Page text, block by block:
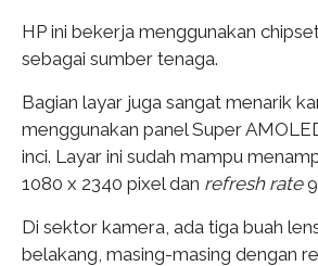
HP ini bekerja menggunakan
sebagai sumber tenaga.
Bagian layar juga sangat menarik
menggunakan panel Super
inci. Layar ini sudah mampu
1080 x 2340 pixel dan refresh rate
Di sektor kamera, ada tiga buah
belakang, masing-masing dengan